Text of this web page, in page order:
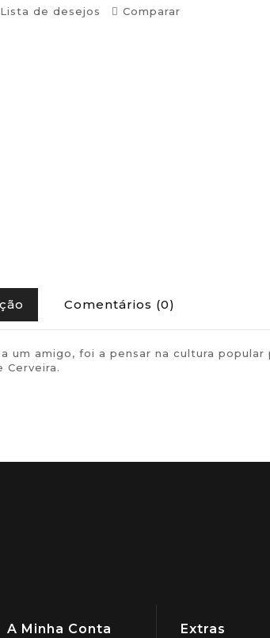
Lista de desejos Comparar
Comentários (0)
amigo, foi a pensar na cultura popular
Cerveira.
A Minha Conta Extras